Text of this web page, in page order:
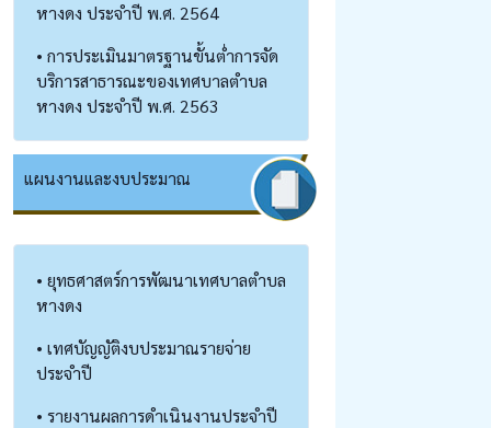
หางดง ประจำปี พ.ศ. 2564
• การประเมินมาตรฐานขั้นต่ำการจัด
บริการสาธารณะของเทศบาลตำบล
หางดง ประจำปี พ.ศ. 2563
แผนงานและงบประมาณ
• ยุทธศาสตร์การพัฒนาเทศบาลตำบล
หางดง
• เทศบัญญัติงบประมาณรายจ่าย
ประจำปี
• รายงานผลการดำเนินงานประจำปี